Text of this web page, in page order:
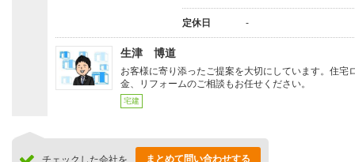
定休日 -
生津 博道
お客様に寄り添ったご提案を大切にしています。住宅
金、リフォームのご相談もお任せください。
宅建
チェックした会社を まとめて問い合わせする